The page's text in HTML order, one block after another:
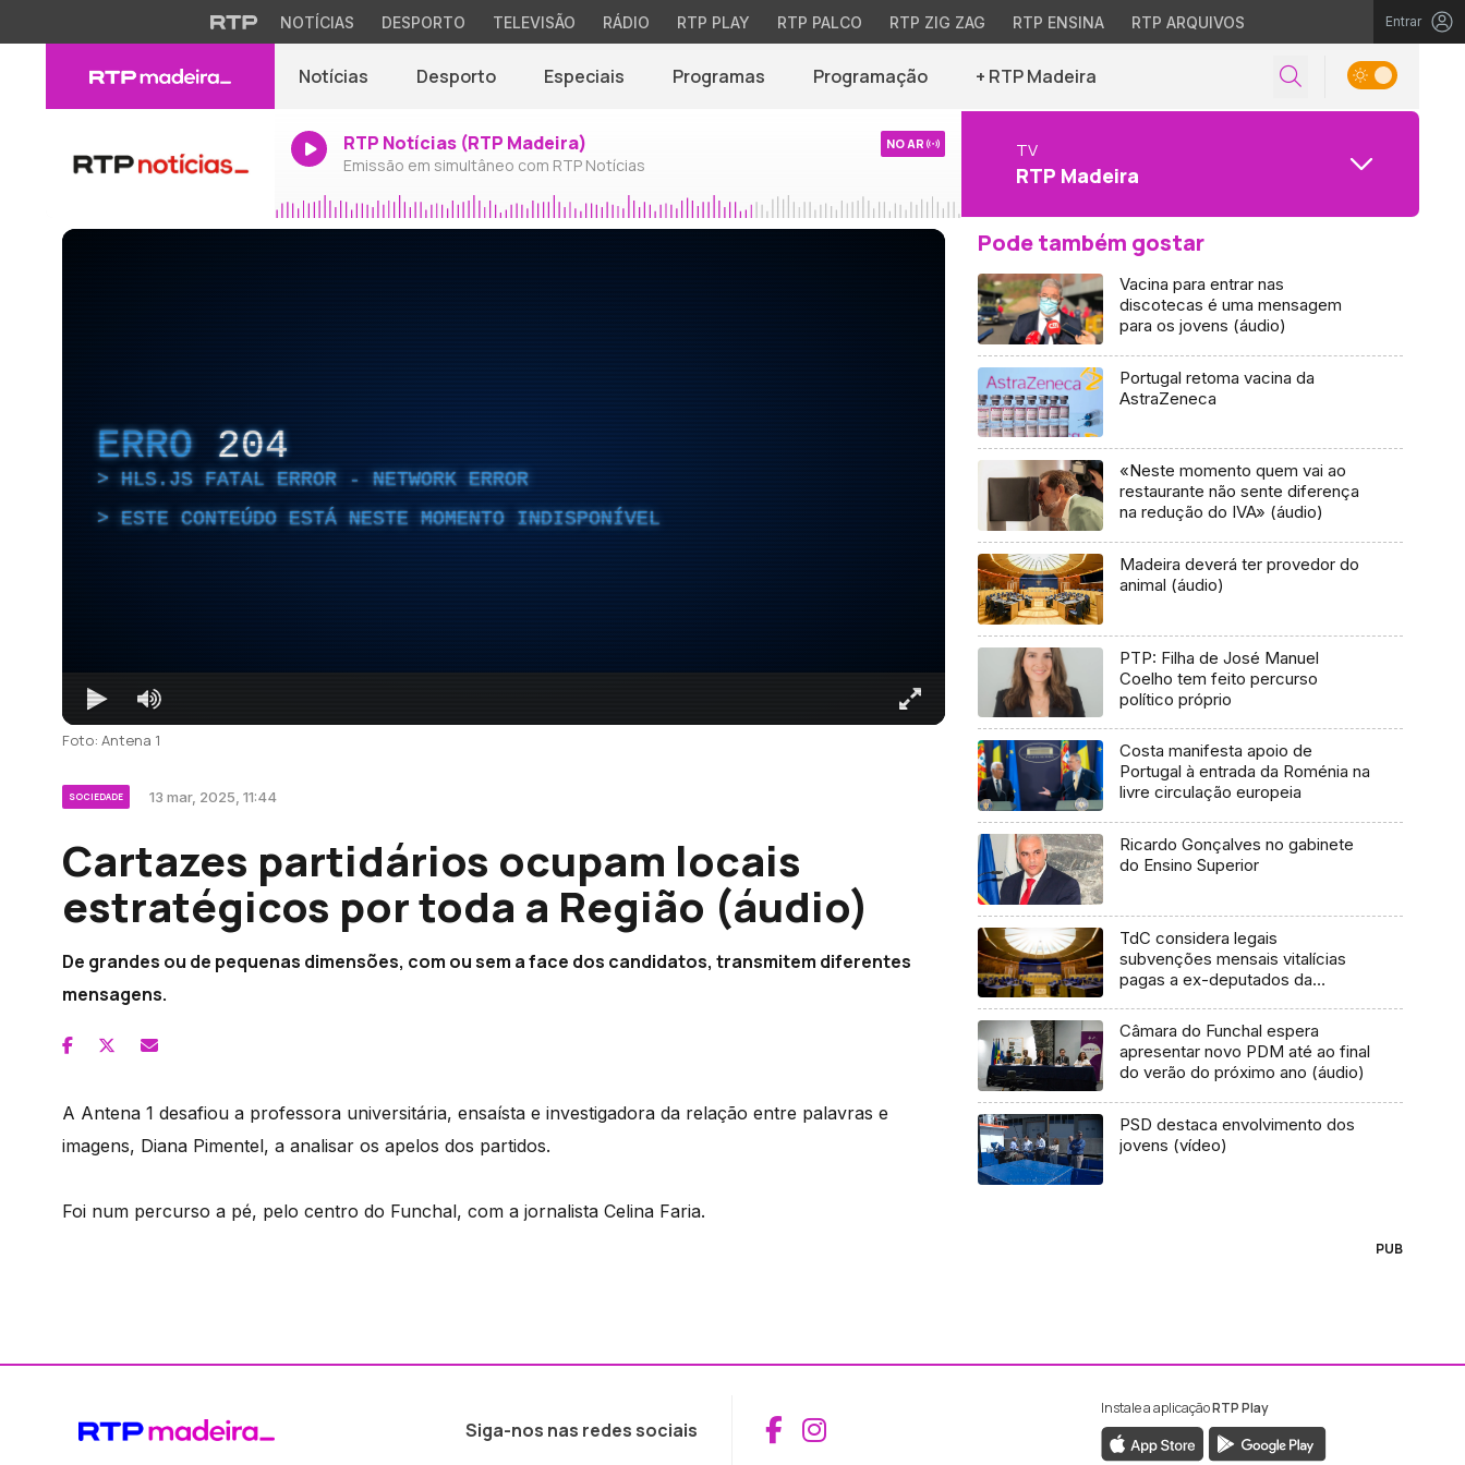
NOTÍCIAS DESPORTO TELEVISÃO RÁDIO RTP PLAY RTP PALCO RTP ZIG ZAG RTP ENSINA RTP ARQUIVOS Entrar
Notícias Desporto Especiais Programas Programação + RTP Madeira
RTP Notícias (RTP Madeira)
Emissão em simultâneo com RTP Notícias
NO AR TV
RTP Madeira
ERRO 204
HLS.JS FATAL ERROR - NETWORK ERROR
ESTE CONTEÚDO ESTÁ NESTE MOMENTO INDISPONÍVEL
Foto: Antena 1
SOCIEDADE 13 mar, 2025, 11:44
Cartazes partidários ocupam locais
estratégicos por toda a Região (áudio)
De grandes ou de pequenas dimensões, com ou sem a face dos candidatos, transmitem diferentes
mensagens.
A Antena 1 desafiou a professora universitária, ensaísta e investigadora da relação entre palavras e
imagens, Diana Pimentel, a analisar os apelos dos partidos.
Foi num percurso a pé, pelo centro do Funchal, com a jornalista Celina Faria.
Pode também gostar
Vacina para entrar nas
discotecas é uma mensagem
para os jovens (áudio)
Portugal retoma vacina da
AstraZeneca
«Neste momento quem vai ao
restaurante não sente diferença
na redução do IVA» (áudio)
Madeira deverá ter provedor do
animal (áudio)
PTP: Filha de José Manuel
Coelho tem feito percurso
político próprio
Costa manifesta apoio de
Portugal à entrada da Roménia na
livre circulação europeia
Ricardo Gonçalves no gabinete
do Ensino Superior
TdC considera legais
subvenções mensais vitalícias
pagas a ex-deputados da
Câmara do Funchal espera
apresentar novo PDM até ao final
do verão do próximo ano (áudio)
PSD destaca envolvimento dos
jovens (vídeo)
PUB
Siga-nos nas redes sociais Aceder ao Facebook da RTP Madeira
Aceder ao Instagram da RTP Madeira
Instale a aplicaçãoRTP Play